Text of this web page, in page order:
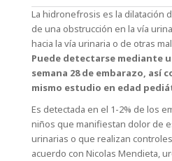
La hidronefrosis es la dilatación
de una obstrucción en la vía
hacia la vía urinaria o de otras
Puede detectarse mediante
semana 28 de embarazo, así
mismo estudio en edad
Es detectada en el 1-2% de los
niños que manifiestan dolor de
urinarias o que realizan
acuerdo con Nicolas Mendieta,